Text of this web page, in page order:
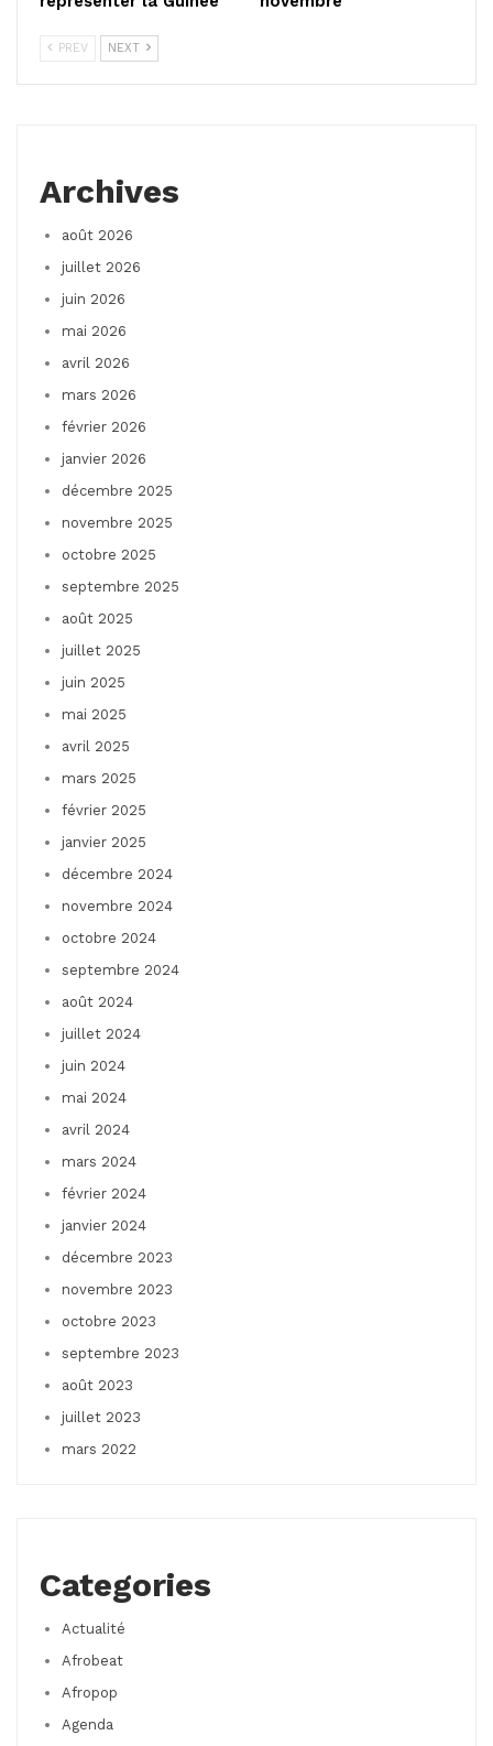
PREV NEXT
Archives
août 2026
juillet 2026
juin 2026
mai 2026
avril 2026
mars 2026
février 2026
janvier 2026
décembre 2025
novembre 2025
octobre 2025
septembre 2025
août 2025
juillet 2025
juin 2025
mai 2025
avril 2025
mars 2025
février 2025
janvier 2025
décembre 2024
novembre 2024
octobre 2024
septembre 2024
août 2024
juillet 2024
juin 2024
mai 2024
avril 2024
mars 2024
février 2024
janvier 2024
décembre 2023
novembre 2023
octobre 2023
septembre 2023
août 2023
juillet 2023
mars 2022
Categories
Actualité
Afrobeat
Afropop
Agenda